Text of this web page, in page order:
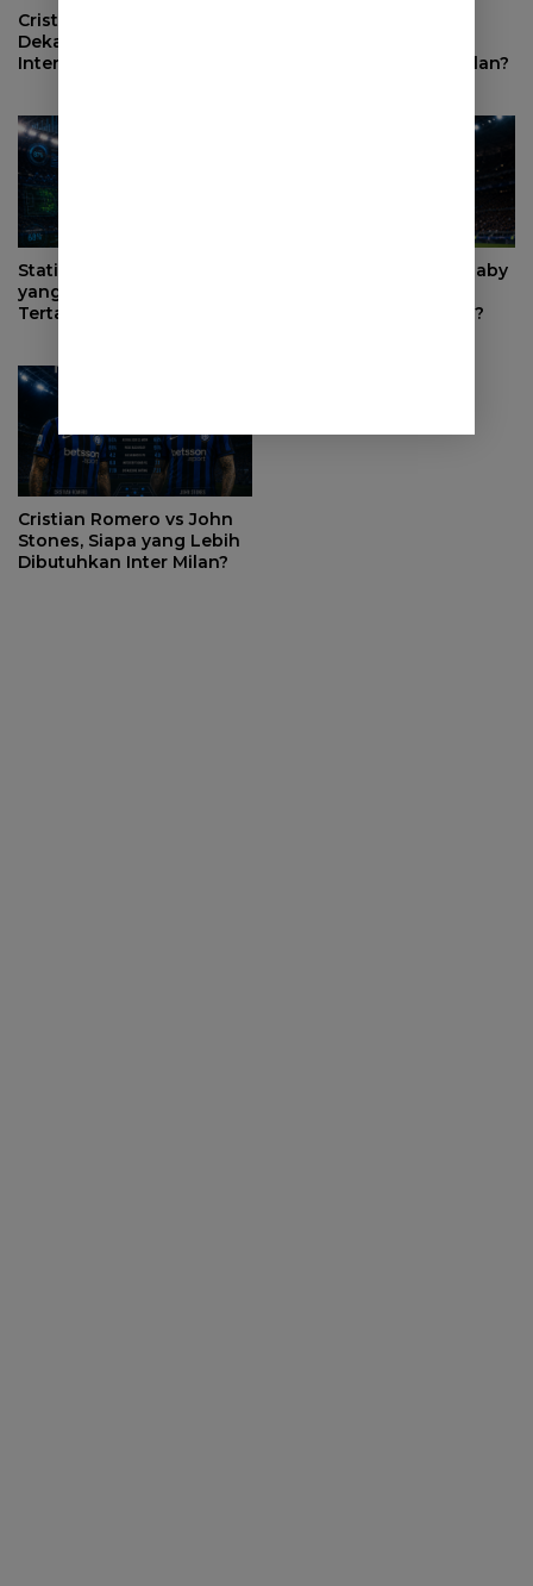
Cristian Romero Makin
Dekat ke Atletico Madrid,
Inter Milan Mundur dari
Pemain Kunci Inter Milan?
Statistik Moussa Diaby
yang Membuat Inter Milan
Tertarik Merekrutnya
Bagaimana Moussa Diaby
Permainan Inter Milan?
Cristian Romero vs John
Stones, Siapa yang Lebih
Dibutuhkan Inter Milan?